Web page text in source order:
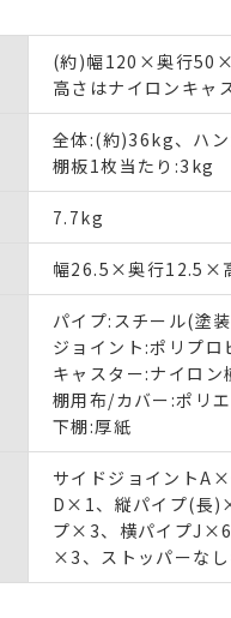
(約)幅120×奥行
高さはナイロンキャ
全体:(約)36kg、ハ
棚板1枚当たり:3kg
7.7kg
幅26.5×奥行12.5×
パイプ:スチール(塗
ジョイント:ポリプロ
キャスター:ナイロン
棚用布/カバー:ポリ
下棚:厚紙
サイドジョイント
D×1、縦パイプ(長
プ×3、横パイプJ×6
×3、ストッパーな